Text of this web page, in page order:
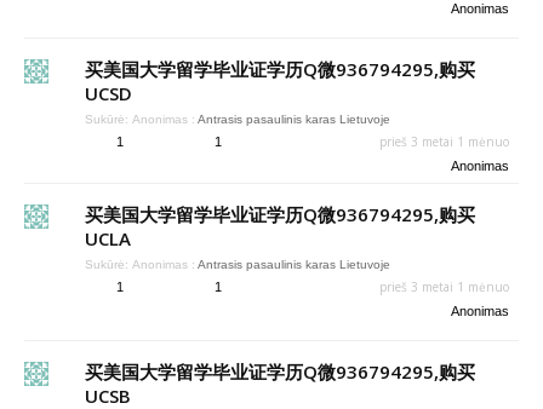
Anonimas
买美国大学留学毕业证学历Q微936794295,购买
UCSD
Sukūrė: Anonimas : Antrasis pasaulinis karas Lietuvoje
1 1 prieš 3 metai 1 mėnuo
Anonimas
买美国大学留学毕业证学历Q微936794295,购买
UCLA
Sukūrė: Anonimas : Antrasis pasaulinis karas Lietuvoje
1 1 prieš 3 metai 1 mėnuo
Anonimas
买美国大学留学毕业证学历Q微936794295,购买
UCSB